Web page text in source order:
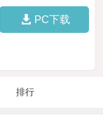
PC下载
排行